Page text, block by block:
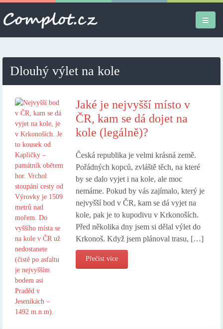
Různé
Osobní
Apple iPad
Práce
Dlouhý výlet na kole
Jaké je nejvyšší místo v
ČR, kam se dá dojet na
kole (legálně)?
Česká republika je velmi krásná země.
Pořádných kopců, zvláště těch, na které
by se dalo vyjet i na kole, ale moc
nemáme. Pokud by vás zajímalo, který je
nejvyšší bod v ČR, kam se dá vyjet na
kole, pak je to kupodivu v Krkonoších.
Před několika dny jsem si dělal výlet do
Krkonoš. Když jsem plánoval trasu, […]
Přečíst více